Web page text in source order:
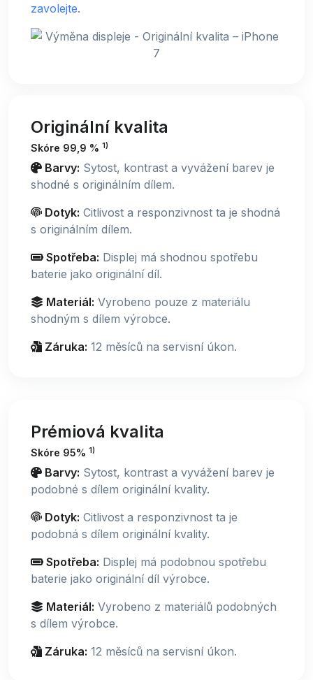
zavolejte.
Originální kvalita
Skóre 99,9 % 1)
Barvy: Sytost, kontrast a vyvážení barev je
shodné s originálním dílem.
Dotyk: Citlivost a responzivnost ta je shodná
s originálním dílem.
Spotřeba: Displej má shodnou spotřebu
baterie jako originální díl.
Materiál: Vyrobeno pouze z materiálu
shodným s dílem výrobce.
Záruka: 12 měsíců na servisní úkon.
Prémiová kvalita
Skóre 95% 1)
Barvy: Sytost, kontrast a vyvážení barev je
podobné s dílem originální kvality.
Dotyk: Citlivost a responzivnost ta je
podobná s dílem originální kvality.
Spotřeba: Displej má podobnou spotřebu
baterie jako originální díl výrobce.
Materiál: Vyrobeno z materiálů podobných
s dílem výrobce.
Záruka: 12 měsíců na servisní úkon.